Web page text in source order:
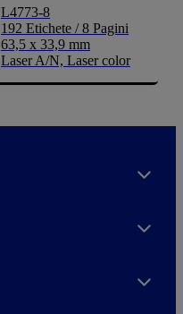
L4773-8
192 Etichete / 8 Pagini
63,5 x 33,9 mm
Laser A/N, Laser color
Expand
Expand
Expand